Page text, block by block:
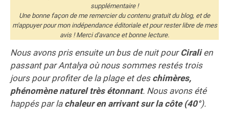
supplémentaire !
Une bonne façon de me remercier du contenu gratuit du blog, et de
m'appuyer pour mon indépendance éditoriale et pour rester libre de mes
avis ! Merci d'avance et bonne lecture.
Nous avons pris ensuite un bus de nuit pour Ciralien
passant par Antalya où nous sommes restés trois
jours pour profiter de la plage et des chimères,
phénomène naturel très étonnant. Nous avons été
happés par la chaleur en arrivant sur la côte (40°).